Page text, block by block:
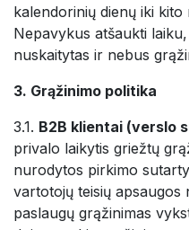
kalendorinių dienų iki
Nepavykus atšaukti
nuskaitytas ir nebus
3. Grąžinimo politika
3.1. B2B klientai (verslo
privalo laikytis griežtų
nurodytos pirkimo
vartotojų teisių
paslaugų grąžinimas